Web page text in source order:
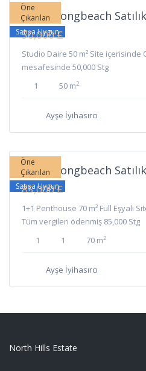
Öne
Çıkarılan
Satışa Uygun
İskele Longbeach
50,000 £
Studio Daire 50 m² Site
mesafesinde 50,000 Stg
1
50 m2
Ayşe İyihasırcı
Long
Öne
Çıkarılan
Satışa Uygun
İskele Longbeach
85,000 £
1+1 Penthouse 70 m² Full Eşyalı
Tüm vergileri ödenmiş 85,000 Stg
1
1 70 m2
Ayşe İyihasırcı
North Hills Estate